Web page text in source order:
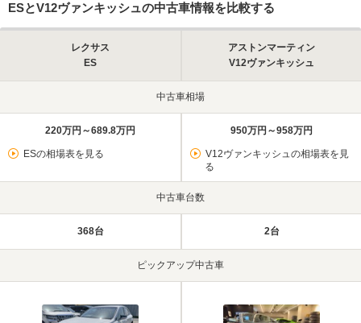
ESとV12ヴァンキッシュの中古車情報を比較する
レクサス
ES
アストンマーティン
V12ヴァンキッシュ
中古車相場
220万円～689.8万円
ESの相場表を見る
950万円～958万円
V12ヴァンキッシュの相場表を見
る
中古車台数
368台 2台
ピックアップ中古車